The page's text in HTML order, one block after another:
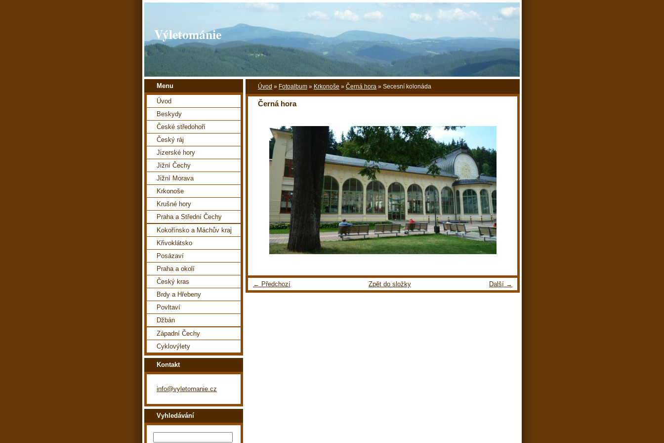
Výletománie
Úvod » Fotoalbum » Krkonoše » Černá hora » Secesní kolonáda
Černá hora
← Předchozí Další →
Zpět do složky
Menu
Úvod
Beskydy
České středohoří
Český ráj
Jizerské hory
Jižní Čechy
Jižní Morava
Krkonoše
Krušné hory
Praha a Střední Čechy
Kokořínsko a Máchův kraj
Křivoklátsko
Posázaví
Praha a okolí
Český kras
Brdy a Hřebeny
Povltaví
Džbán
Západní Čechy
Cyklovýlety
Kontakt
info@vyletomanie.cz
Vyhledávání